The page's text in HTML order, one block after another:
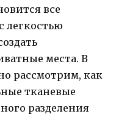
все
легкостью
места. В
рассмотрим, как
тканевые
разделения